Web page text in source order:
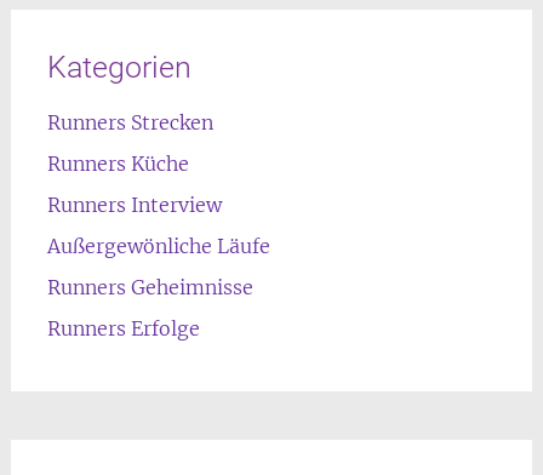
Kategorien
Runners Strecken
Runners Küche
Runners Interview
Außergewönliche Läufe
Runners Geheimnisse
Runners Erfolge